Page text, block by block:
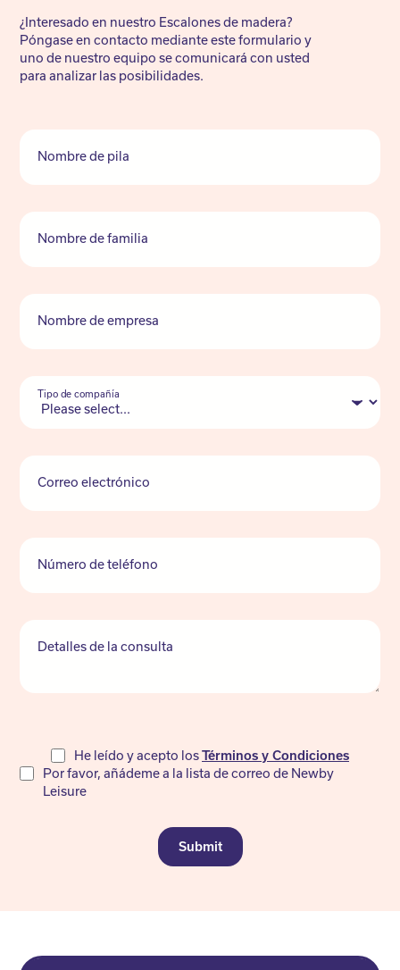
¿Interesado en nuestro Escalones de madera?
Póngase en contacto mediante este formulario y
uno de nuestro equipo se comunicará con usted
para analizar las posibilidades.
Nombre de pila
Nombre de familia
Nombre de empresa
Tipo de compañía
Correo electrónico
Número de teléfono
Detalles de la consulta
not
He leído y acepto losTérminos y Condiciones
Por favor, añádeme a la lista de correo de Newby
Leisure
Submit